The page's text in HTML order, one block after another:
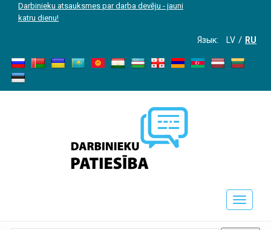
Darbinieku atsauksmes par darba devēju - jauni
katru dienu!
Язык: LV RU
Toggle